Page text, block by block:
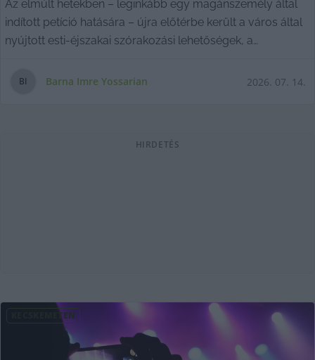
Az elmúlt hetekben – leginkább egy magánszemély által
indított petíció hatására – újra előtérbe került a város által
nyújtott esti-éjszakai szórakozási lehetőségek, a
vitatémája.
BI Barna Imre Yossarian 2026. 07. 14.
HIRDETÉS
KECSKEMÉTEN